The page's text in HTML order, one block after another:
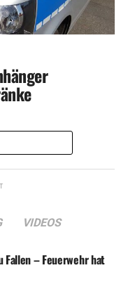
VIDEOS
Fallen – Feuerwehr hat